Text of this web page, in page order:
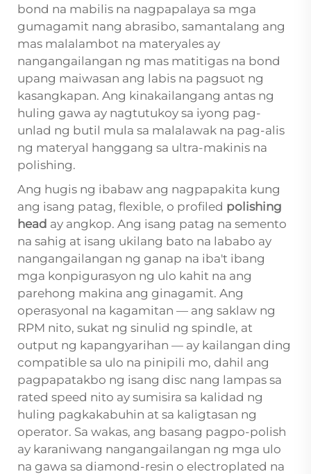
bond na mabilis na nagpapalaya sa mga
gumagamit nang abrasibo, samantalang ang
mas malalambot na materyales ay
nangangailangan ng mas matitigas na bond
upang maiwasan ang labis na pagsuot ng
kasangkapan. Ang kinakailangang antas ng
huling gawa ay nagtutukoy sa iyong pag-
unlad ng butil mula sa malalawak na pag-alis
ng materyal hanggang sa ultra-makinis na
polishing.
Ang hugis ng ibabaw ang nagpapakita kung
ang isang patag, flexible, o profiled polishing
head ay angkop. Ang isang patag na semento
na sahig at isang ukilang bato na lababo ay
nangangailangan ng ganap na iba't ibang
mga konpigurasyon ng ulo kahit na ang
parehong makina ang ginagamit. Ang
operasyonal na kagamitan — ang saklaw ng
RPM nito, sukat ng sinulid ng spindle, at
output ng kapangyarihan — ay kailangan ding
compatible sa ulo na pinipili mo, dahil ang
pagpapatakbo ng isang disc nang lampas sa
rated speed nito ay sumisira sa kalidad ng
huling pagkakabuhin at sa kaligtasan ng
operator. Sa wakas, ang basang pagpo-polish
ay karaniwang nangangailangan ng mga ulo
na gawa sa diamond-resin o electroplated na